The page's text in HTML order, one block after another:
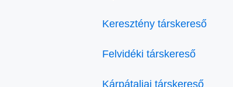
Keresztény társkereső
Felvidéki társkereső
Kárpátaljai társkereső